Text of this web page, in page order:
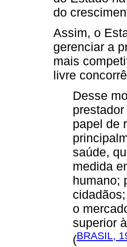
do
Assim, o
gerenciar a
mais
livre
Desse
papel de
saúde,
medida
humano;
o
superior
(BRASIL,